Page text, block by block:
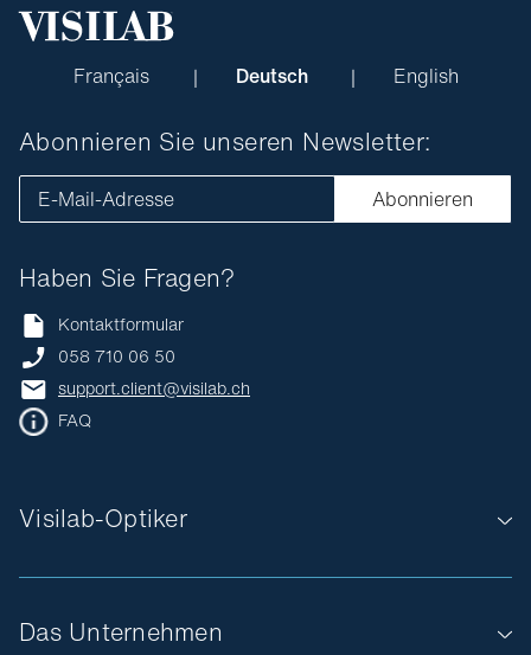
Français Deutsch English
Das Unternehmen
Visilab-Optiker
Haben Sie Fragen?
Kontaktformular
058 710 06 50
support.client@visilab.ch
FAQ
Abonnieren Sie unseren Newsletter:
E-Mail-Adresse Abonnieren